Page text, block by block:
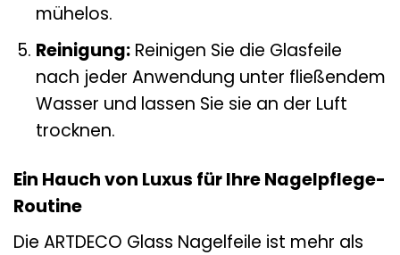
mühelos.
Reinigung:Reinigen Sie die Glasfeile
nach jeder Anwendung unter fließendem
Wasser und lassen Sie sie an der Luft
trocknen.
Ein Hauch von Luxus für Ihre Nagelpflege-
Routine
Die ARTDECO Glass Nagelfeile ist mehr als